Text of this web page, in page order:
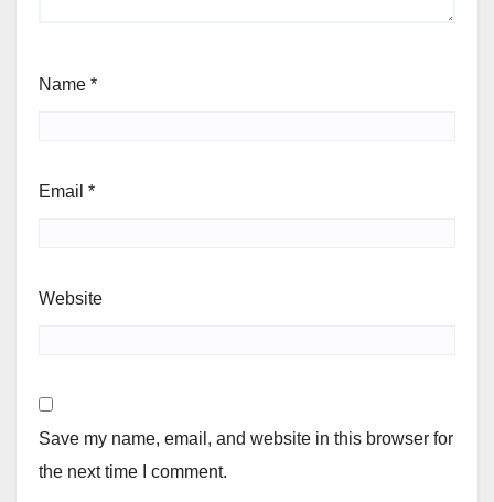
Name *
Email *
Website
Save my name, email, and website in this browser for
the next time I comment.